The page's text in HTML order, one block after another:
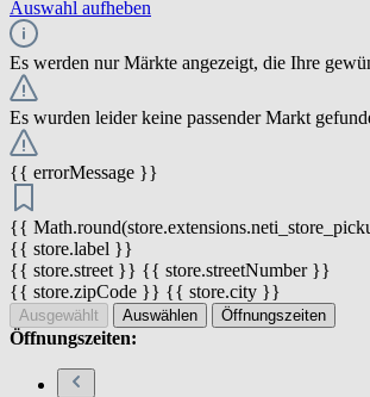
Auswahl aufheben
Es werden nur Märkte angezeigt, die Ihre
Es wurden leider keine passender Markt
{{ errorMessage }}
{{
{{ store.label }}
{{ store.street }} {{ store.streetNumber }}
{{ store.zipCode }} {{ store.city }}
Ausgewählt Auswählen Öffnungszeiten
Öffnungszeiten: